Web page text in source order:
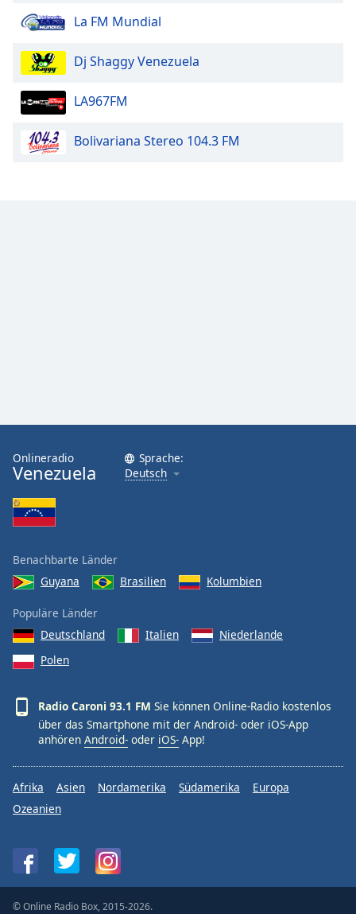
La FM Mundial
Dj Shaggy Venezuela
LA967FM
Bolivariana Stereo 104.3 FM
Onlineradio
Venezuela
Sprache:
Deutsch
Benachbarte Länder
Guyana
Brasilien Kolumbien
Populäre Länder
Deutschland
Italien
Niederlande
Polen
Radio Caroni 93.1 FM Sie können Online-Radio kostenlos
über das Smartphone mit der Android- oder iOS-App
anhören Android- oder iOS- App!
Afrika Asien Nordamerika Südamerika
Europa
Ozeanien
© Online Radio Box, 2015-2026.